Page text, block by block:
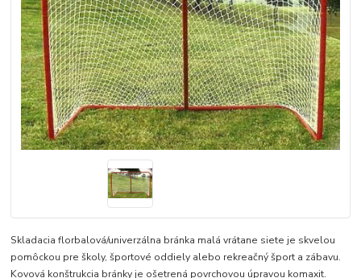
Skladacia florbalová/univerzálna bránka malá vrátane siete je skvelou
pomôckou pre školy, športové oddiely alebo rekreačný šport a zábavu.
Kovová konštrukcia bránky je ošetrená povrchovou úpravou komaxit.